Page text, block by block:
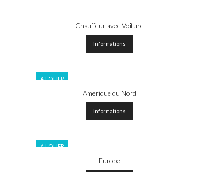
Chauffeur avec Voiture
Informations
A LOUER
Amerique du Nord
Informations
A LOUER
Europe